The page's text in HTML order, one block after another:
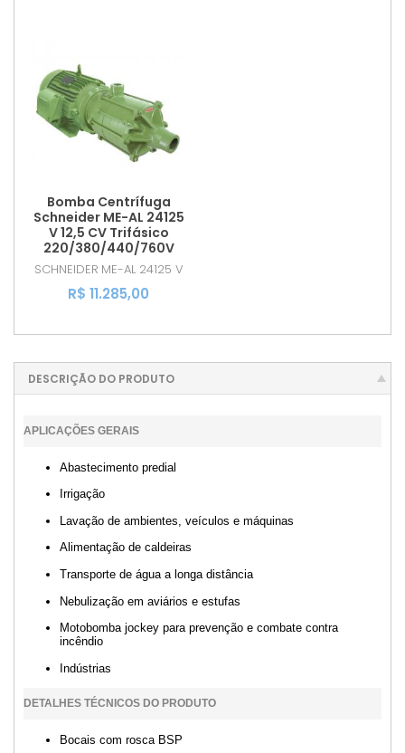
Bomba Centrífuga
Schneider ME-AL 24125
V 12,5 CV Trifásico
220/380/440/760V
SCHNEIDER ME-AL 24125 V
R$ 11.285,00
DESCRIÇÃO DO PRODUTO
APLICAÇÕES GERAIS
Abastecimento predial
Irrigação
Lavação de ambientes, veículos e máquinas
Alimentação de caldeiras
Transporte de água a longa distância
Nebulização em aviários e estufas
Motobomba jockey para prevenção e combate contra
incêndio
Indústrias
DETALHES TÉCNICOS DO PRODUTO
Bocais com rosca BSP